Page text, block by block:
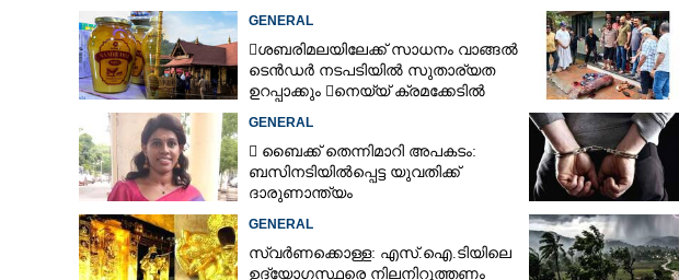
GENERAL
ശബരിമലയിലേക്ക് സാധനം വാങ്ങൽ
ടെൻ‌ഡർ നടപടിയിൽ സുതാര്യത
ഉറപ്പാക്കും നെയ്യ് ക്രമക്കേടിൽ
GENERAL
 ബൈക്ക് തെന്നിമാറി അപകടം:
ബസിനടിയിൽപ്പെട്ട യുവതിക്ക്
ദാരുണാന്ത്യം
GENERAL
സ്വർണക്കൊള്ള: എസ്.ഐ.ടിയിലെ
ഉദ്യോഗസ്ഥരെ നിലനിറുത്തണം